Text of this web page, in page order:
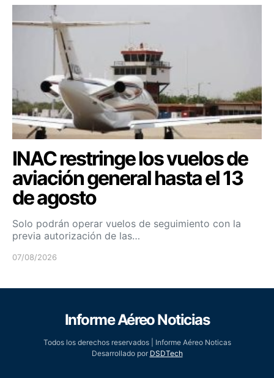
INAC restringe los vuelos de
aviación general hasta el 13
de agosto
Solo podrán operar vuelos de seguimiento con la
previa autorización de las…
07/08/2026
Informe Aéreo Noticias
Todos los derechos reservados | Informe Aéreo Noticas
Desarrollado por DSDTech